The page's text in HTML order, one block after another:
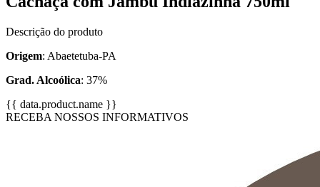
Descrição do produto
Origem: Abaetetuba-PA
Grad. Alcoólica: 37%
{{ data.product.name }}
RECEBA NOSSOS INFORMATIVOS